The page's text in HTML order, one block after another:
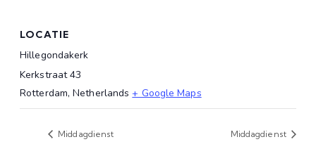
LOCATIE
Hillegondakerk
Kerkstraat 43
Rotterdam, Netherlands + Google Maps
Middagdienst Middagdienst